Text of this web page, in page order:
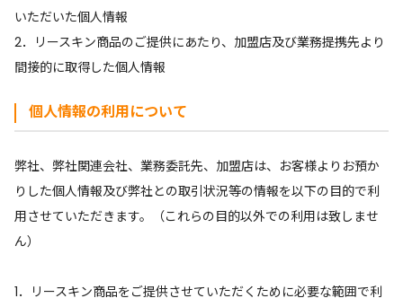
いただいた個人情報
2．リースキン商品のご提供にあたり、加盟店及び業務提携先より
間接的に取得した個人情報
個人情報の利用について
弊社、弊社関連会社、業務委託先、加盟店は、お客様よりお預か
りした個人情報及び弊社との取引状況等の情報を以下の目的で利
用させていただきます。（これらの目的以外での利用は致しませ
ん）
1．リースキン商品をご提供させていただくために必要な範囲で利